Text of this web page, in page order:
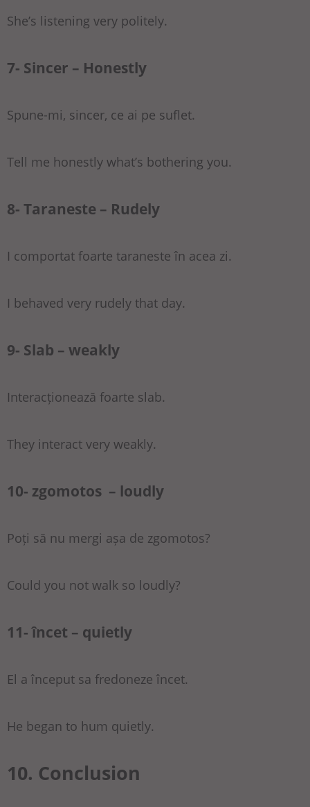
She’s listening very politely.
7- Sincer – Honestly
Spune-mi, sincer, ce ai pe suflet.
Tell me honestly what’s bothering you.
8- Taraneste – Rudely
I comportat foarte taraneste în acea zi.
I behaved very rudely that day.
9- Slab – weakly
Interacționează foarte slab.
They interact very weakly.
10- zgomotos – loudly
Poți să nu mergi așa de zgomotos?
Could you not walk so loudly?
11- încet – quietly
El a început sa fredoneze încet.
He began to hum quietly.
10. Conclusion